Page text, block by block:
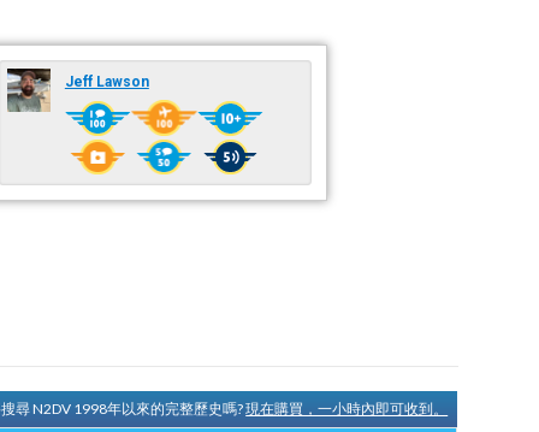
Jeff Lawson
尋 N2DV 1998年以來的完整歷史嗎?現在購買，一小時內即可收到。